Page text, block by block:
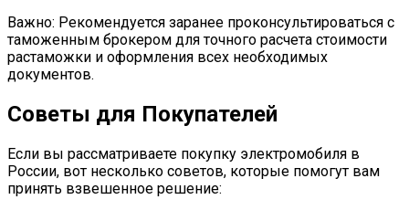
Важно: Рекомендуется заранее проконсультироваться с
таможенным брокером для точного расчета стоимости
растаможки и оформления всех необходимых
документов.
Советы для Покупателей
Если вы рассматриваете покупку электромобиля в
России, вот несколько советов, которые помогут вам
принять взвешенное решение: